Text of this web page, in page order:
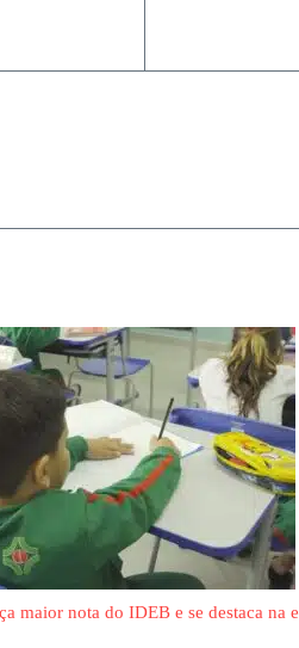
maior nota do IDEB e se destaca na